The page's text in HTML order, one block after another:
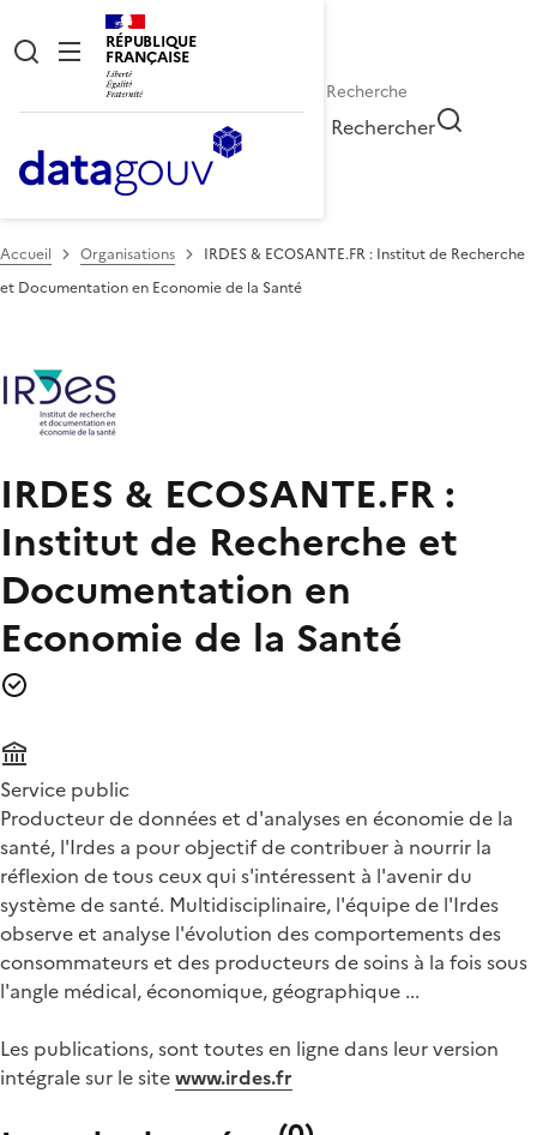
RÉPUBLIQUE
FRANÇAISE
Rechercher
Accueil Organisations
IRDES & ECOSANTE.FR : Institut de Recherche
et Documentation en Economie de la Santé
IRDES & ECOSANTE.FR :
Institut de Recherche et
Documentation en
Economie de la Santé
Service public
Producteur de données et d'analyses en économie de la
santé, l'Irdes a pour objectif de contribuer à nourrir la
réflexion de tous ceux qui s'intéressent à l'avenir du
système de santé. Multidisciplinaire, l'équipe de l'Irdes
observe et analyse l'évolution des comportements des
consommateurs et des producteurs de soins à la fois sous
l'angle médical, économique, géographique ...
Les publications, sont toutes en ligne dans leur version
intégrale sur le sitewww.irdes.fr